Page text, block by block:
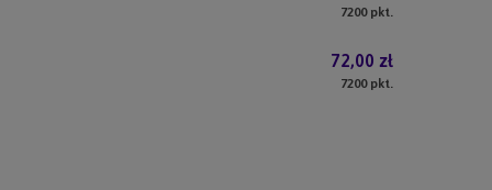
7200pkt.
72,00 zł
7200pkt.